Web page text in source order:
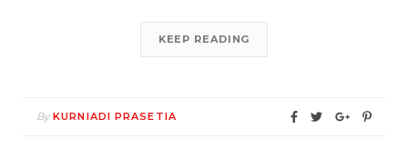
KEEP READING
By KURNIADI PRASETIA